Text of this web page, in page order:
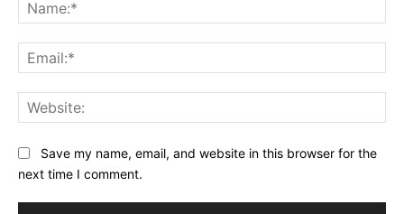
Save my name, email, and website in this browser for the
next time I comment.